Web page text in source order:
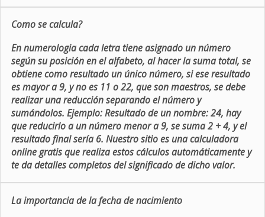
Como se calcula?
En numerologia cada letra tiene asignado un número
según su posición en el alfabeto, al hacer la suma total, se
obtiene como resultado un único número, si ese resultado
es mayor a 9, y no es 11 o 22, que son maestros, se debe
realizar una reducción separando el número y
sumándolos. Ejemplo: Resultado de un nombre: 24, hay
que reducirlo a un número menor a 9, se suma 2 + 4, y el
resultado final sería 6. Nuestro sitio es una calculadora
online gratis que realiza estos cálculos automáticamente y
te da detalles completos del significado de dicho valor.
La importancia de la fecha de nacimiento